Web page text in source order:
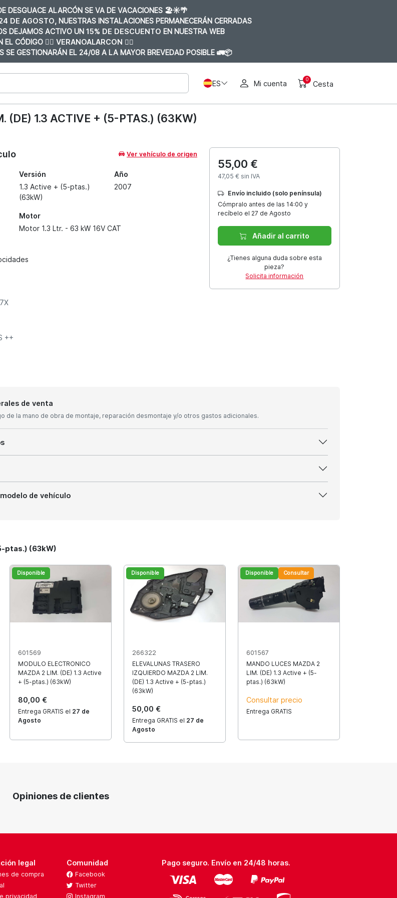
DESGUACE ALARCÓN SE VA DE VACACIONES 🏖️☀️🌴
DE AGOSTO, NUESTRAS INSTALACIONES PERMANECERÁN CERRADAS
DEJAMOS ACTIVO UN 15% DE DESCUENTO EN NUESTRA WEB
EL CÓDIGO 👉🏼 VERANOALARCON 👈🏼
SE GESTIONARÁN EL 24/08 A LA MAYOR BREVEDAD POSIBLE 🚛📦
ES Mi cuenta 0
Cesta
(DE) 1.3 ACTIVE + (5-PTAS.) (63KW)
Ver vehículo de origen
Versión
1.3 Active + (5-ptas.)
(63kW)
Año
2007
Motor
Motor 1.3 Ltr. - 63 kW 16V CAT
++
55,00 €
47,05 € sin IVA
Envío incluido (solo península)
Cómpralo antes de las 14:00 y
recíbelo el 27 de Agosto
Añadir al carrito
¿Tienes alguna duda sobre esta
pieza?
Solicita información
de venta
de la mano de obra de montaje, reparación desmontaje y/o otros gastos adicionales.
de vehículo
ptas.) (63kW)
Disponible
601569
MODULO ELECTRONICO
MAZDA 2 LIM. (DE) 1.3 Active
+ (5-ptas.) (63kW)
80,00 €
Entrega GRATIS el 27 de
Agosto
Disponible
266322
ELEVALUNAS TRASERO
IZQUIERDO MAZDA 2 LIM.
(DE) 1.3 Active + (5-ptas.)
(63kW)
50,00 €
Entrega GRATIS el 27 de
Agosto
Disponible Consultar
601567
MANDO LUCES MAZDA 2
LIM. (DE) 1.3 Active + (5-
ptas.) (63kW)
Consultar precio
Entrega GRATIS
Opiniones de clientes
legal
de compra
privacidad
Comunidad
Facebook
Twitter
Instagram
Pago seguro. Envío en 24/48 horas.